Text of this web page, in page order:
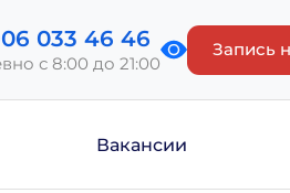
033 46 46
с 8:00 до 21:00
Запись
Вакансии